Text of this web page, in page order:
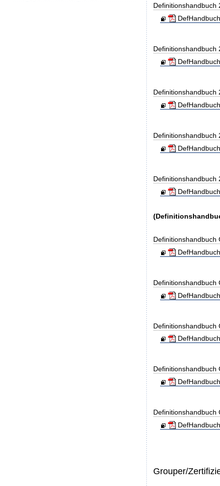
Definitionshandbuch
Definitionshandbuch
Definitionshandbuch
Definitionshandbuch
Definitionshandbuch
Definitionshandbuch
Definitionshandbuch
Definitionshandbuch
Definitionshandbuch
Definitionshandbuch
Grouper/